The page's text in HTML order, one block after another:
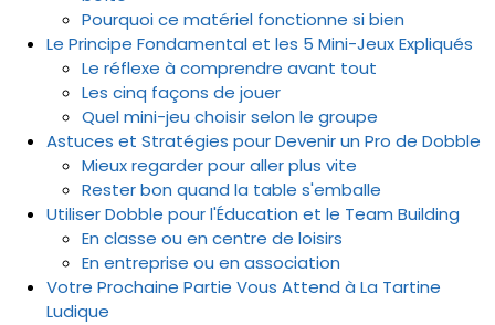
Pourquoi ce matériel fonctionne si bien
Le Principe Fondamental et les 5 Mini-Jeux Expliqués
Le réflexe à comprendre avant tout
Les cinq façons de jouer
Quel mini-jeu choisir selon le groupe
Astuces et Stratégies pour Devenir un Pro de Dobble
Mieux regarder pour aller plus vite
Rester bon quand la table s'emballe
Utiliser Dobble pour l'Éducation et le Team Building
En classe ou en centre de loisirs
En entreprise ou en association
Votre Prochaine Partie Vous Attend à La Tartine
Ludique